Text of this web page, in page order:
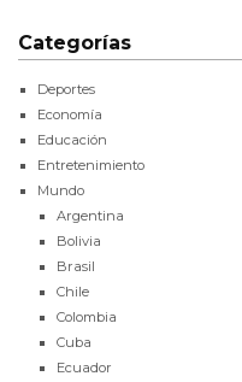
Categorías
Deportes
Economía
Educación
Entretenimiento
Mundo
Argentina
Bolivia
Brasil
Chile
Colombia
Cuba
Ecuador